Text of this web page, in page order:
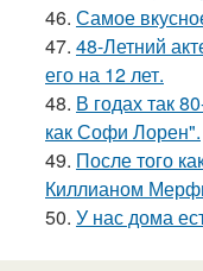
46. Самое
47. 48-Летний
его на 12 лет.
48. В годах так
как Софи Лорен".
49. После того
Киллианом
50. У нас дома